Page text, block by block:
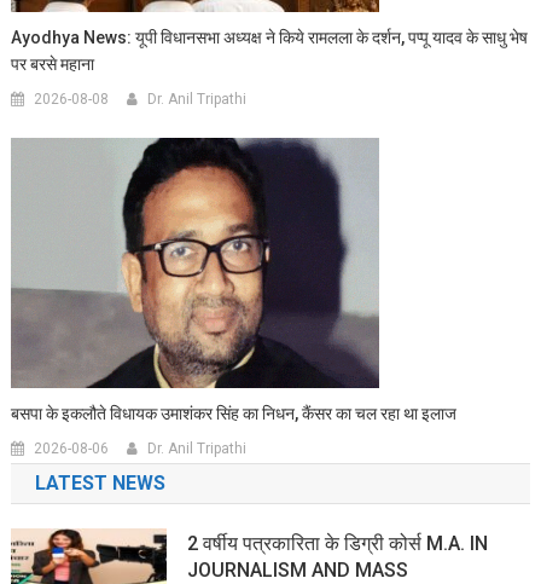
Ayodhya News: यूपी विधानसभा अध्यक्ष ने किये रामलला के दर्शन, पप्पू यादव के साधु भेष
पर बरसे महाना
2026-08-08 Dr. Anil Tripathi
बसपा के इकलौते विधायक उमाशंकर सिंह का निधन, कैंसर का चल रहा था इलाज
2026-08-06 Dr. Anil Tripathi
LATEST NEWS
2 वर्षीय पत्रकारिता के डिग्री कोर्स M.A. IN
JOURNALISM AND MASS